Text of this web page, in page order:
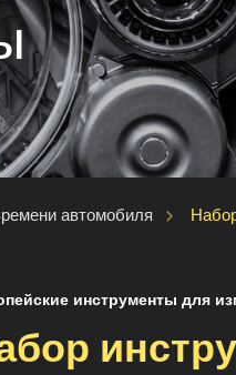
автомобиля
инструменты для